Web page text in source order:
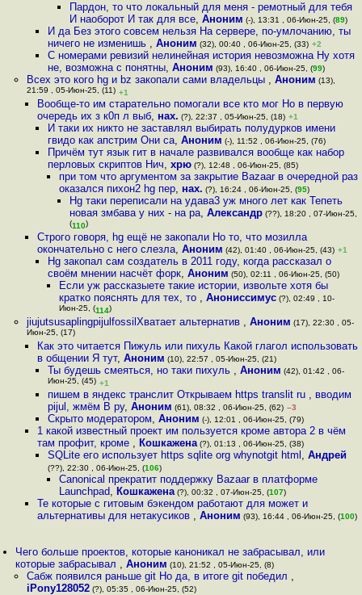
Пардон, то что локальный для меня - ремотный для тебя
И наоборот И так для все, Аноним (-), 13:31 , 06-Июн-25, (89)
И да Без этого совсем нельзя На сервере, по-умлочанию, ты
ничего не изменишь ,Аноним (32), 00:40 , 06-Июн-25, (33) +2
С номерами ревизий нелинейная история невозможна Ну хотя
не, возможна с понятны,Аноним (93), 16:40 , 06-Июн-25, (99)
Всех это кого hg и bz закопали сами владельцы , Аноним (13),
21:59 , 05-Июн-25, (11) +1
Вообще-то им старательно помогали все кто мог Но в первую
очередь их з к0п л выб, нах. (?), 22:37 , 05-Июн-25, (18) +1
И таки их никто не заставлял выбирать полудурков имени
гвидо как апстрим Они са,Аноним (-), 11:52 , 06-Июн-25, (76)
Причём тут язык гит в начале развивался вообще как набор
перловых скриптов Нич,хрю (?), 12:48 , 06-Июн-25, (85)
при том что аргументом за закрытие Bazaar в очередной раз
оказался пихон2 hg пер, нах. (?), 16:24 , 06-Июн-25, (95)
Hg таки переписали на удава3 уж много лет как Тепеть
новая змбава у них - на ра, Александр(??), 18:20 , 07-Июн-25,
(110)
Строго говоря, hg ещё не закопали Но то, что мозилла
окончательно с него слезла, Аноним (42), 01:40 , 06-Июн-25, (43) +1
Hg закопал сам создатель в 2011 году, когда рассказал о
своём мнении насчёт форк,Аноним (50), 02:11 , 06-Июн-25, (50)
Если уж рассказыете такие истории, извольте хотя бы
кратко пояснять для тех, то , Анониссимус(?), 02:49 , 10-
Июн-25, (114)
jiujutsusaplingpijulfossilХватает альтернатив , Аноним (17), 22:30 , 05-
Июн-25, (17)
Как это читается Пижуль или пихуль Какой глагол использовать
в общении Я тут, Аноним (10), 22:57 , 05-Июн-25, (21)
Ты будешь смеяться, но таки пихуль ,Аноним (42), 01:42 , 06-
Июн-25, (45) +1
пишем в яндекс транслит Открываем https translit ru , вводим
pijul, жмём В ру,Аноним (61), 08:32 , 06-Июн-25, (62) –3
Скрыто модератором,Аноним (-), 12:01 , 06-Июн-25, (79)
1 какой известный проект им пользуется кроме автора 2 в чём
там профит, кроме , Кошкажена(?), 01:13 , 06-Июн-25, (38)
SQLite его использует https sqlite org whynotgit html ,Андрей
(??), 22:30 , 06-Июн-25, (106)
Canonical прекратит поддержку Bazaar в платформе
Launchpad, Кошкажена(?), 00:32 , 07-Июн-25, (107)
Те которые с гитовым бэкендом работают для может и
альтернативы для нетакусиков , Аноним (93), 16:44 , 06-Июн-25, (100)
Чего больше проектов, которые каноникал не забрасывал, или
которые забрасывал ,Аноним (10), 21:52 , 05-Июн-25, (8)
Сабж появился раньше git Но да, в итоге git победил ,
iPony128052(?), 05:35 , 06-Июн-25, (52)